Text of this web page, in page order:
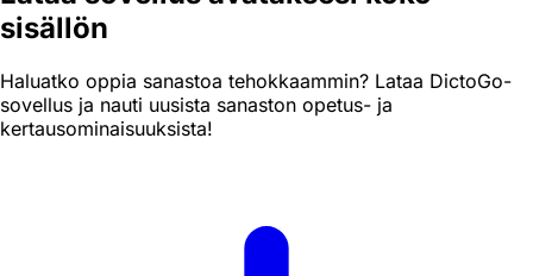
sisällön
Haluatko oppia sanastoa tehokkaammin? Lataa DictoGo-
sovellus ja nauti uusista sanaston opetus- ja
kertausominaisuuksista!